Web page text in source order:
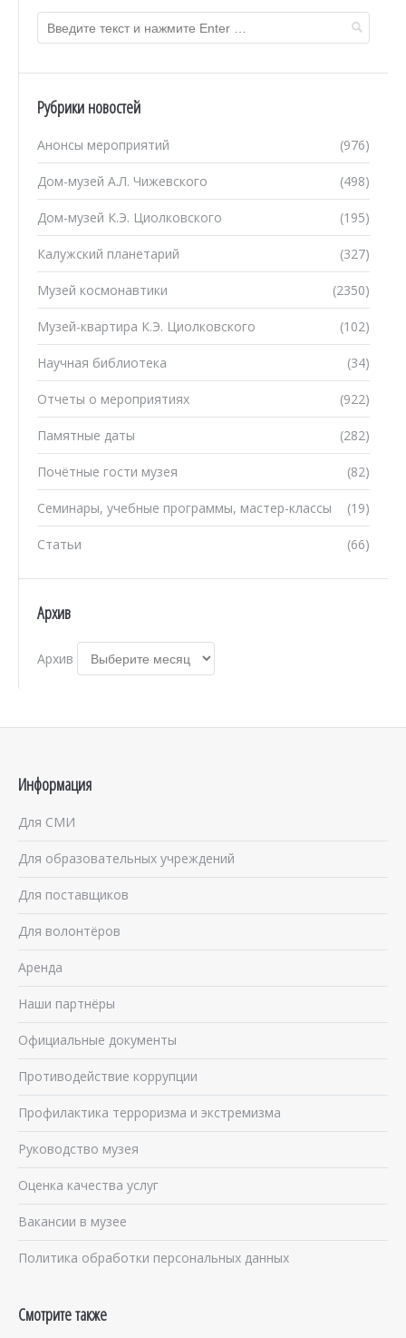
Рубрики новостей
(976)
Анонсы мероприятий
(498)
Дом-музей А.Л. Чижевского
(195)
Дом-музей К.Э. Циолковского
(327)
Калужский планетарий
(2350)
Музей космонавтики
(102)
Музей-квартира К.Э. Циолковского
(34)
Научная библиотека
(922)
Отчеты о мероприятиях
(282)
Памятные даты
(82)
Почётные гости музея
(19)
Семинары, учебные программы, мастер-классы
(66)
Статьи
Архив
Архив
Информация
Для СМИ
Для образовательных учреждений
Для поставщиков
Для волонтёров
Аренда
Наши партнёры
Официальные документы
Противодействие коррупции
Профилактика терроризма и экстремизма
Руководство музея
Оценка качества услуг
Вакансии в музее
Политика обработки персональных данных
Смотрите также